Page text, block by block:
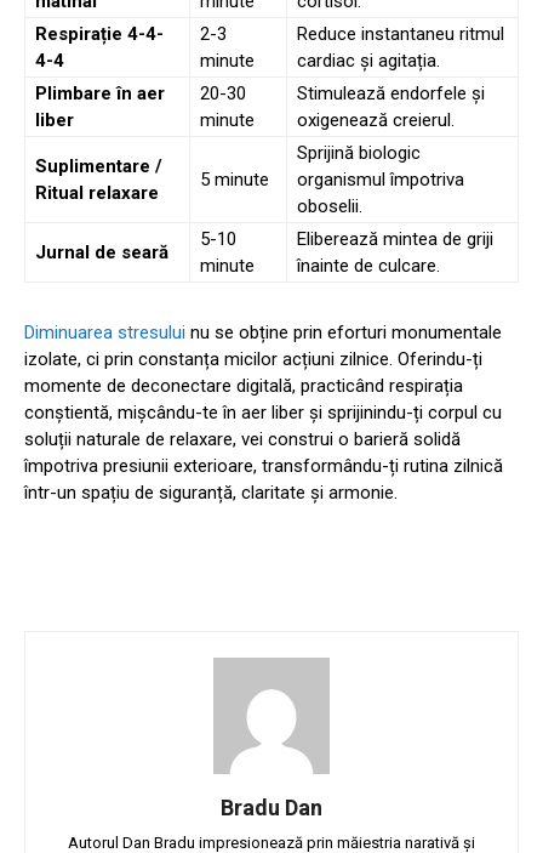
Respirație 4-4-
4-4
2-3
minute
Reduce instantaneu ritmul
cardiac și agitația.
Plimbare în aer
liber
20-30
minute
Stimulează endorfele și
oxigenează creierul.
Suplimentare /
Ritual relaxare
5 minute
Sprijină biologic
organismul împotriva
oboselii.
Jurnal de seară
5-10
minute
Eliberează mintea de griji
înainte de culcare.
Diminuarea stresului nu se obține prin eforturi monumentale
izolate, ci prin constanța micilor acțiuni zilnice. Oferindu-ți
momente de deconectare digitală, practicând respirația
conștientă, mișcându-te în aer liber și sprijinindu-ți corpul cu
soluții naturale de relaxare, vei construi o barieră solidă
împotriva presiunii exterioare, transformându-ți rutina zilnică
într-un spațiu de siguranță, claritate și armonie.
Bradu Dan
Autorul Dan Bradu impresionează prin măiestria narativă și